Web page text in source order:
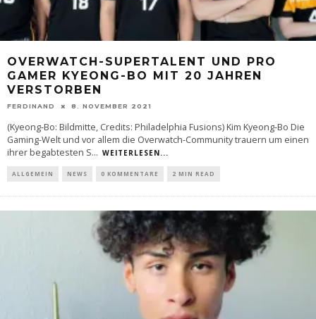
OVERWATCH-SUPERTALENT UND PRO
GAMER KYEONG-BO MIT 20 JAHREN
VERSTORBEN
FERDINAND 8. NOVEMBER 2021
(Kyeong-Bo: Bildmitte, Credits: Philadelphia Fusions) Kim Kyeong-Bo Die
Gaming-Welt und vor allem die Overwatch-Community trauern um einen
ihrer begabtesten S... WEITERLESEN...
ALLGEMEIN NEWS 0 KOMMENTARE 2 MIN READ